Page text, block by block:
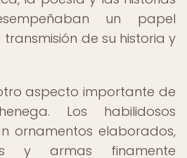
un papel
de su historia y
aspecto importante de
Los habilidosos
ornamentos elaborados,
y armas finamente